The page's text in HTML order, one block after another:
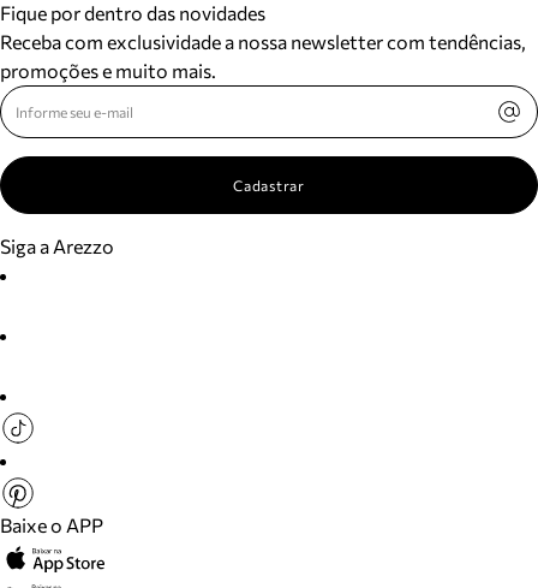
Fique por dentro das novidades
Receba com exclusividade a nossa newsletter com tendências,
promoções e muito mais.
Cadastrar
Siga a Arezzo
Baixe o APP